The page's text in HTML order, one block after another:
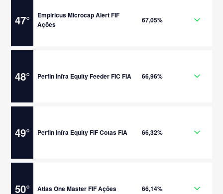
47°
Empiricus Microcap Alert FIF
Ações
67,05%
48° Perfin Infra Equity Feeder FIC FIA 66,96%
49° Perfin Infra Equity FIF Cotas FIA 66,32%
50° Atlas One Master FIF Ações 66,14%